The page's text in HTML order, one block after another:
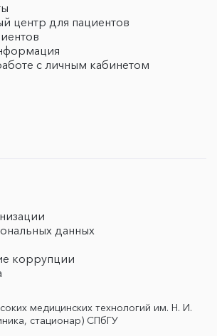
центр для пациентов
с личным кабинетом
данных
коррупции
медицинских технологий им. Н. И.
стационар) СПбГУ